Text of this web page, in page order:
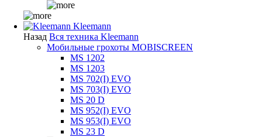
Kleemann
Назад Вся техника Kleemann
Мобильные грохоты MOBISCREEN
MS 1202
MS 1203
MS 702(I) EVO
MS 703(I) EVO
MS 20 D
MS 952(I) EVO
MS 953(I) EVO
MS 23 D